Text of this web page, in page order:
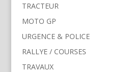
TRACTEUR
MOTO GP
URGENCE & POLICE
RALLYE / COURSES
TRAVAUX